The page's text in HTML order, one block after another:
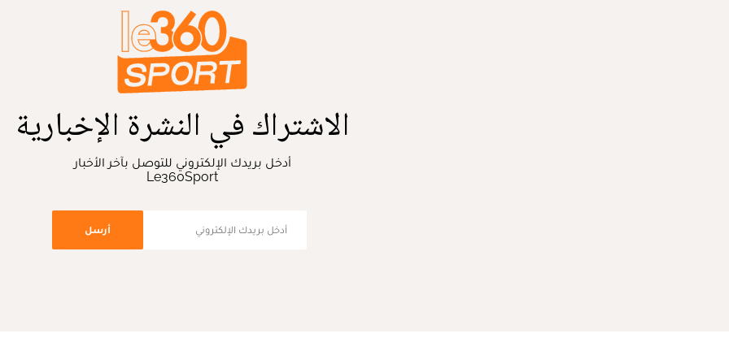
الاشتراك في النشرة الإخبارية
أدخل بريدك الإلكتروني للتوصل بآخر الأخبار
Le360Sport
أرسل